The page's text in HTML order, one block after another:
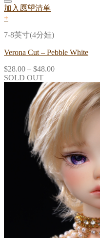
加入愿望清单
+
7-8英寸(4分娃)
Verona Cut – Pebble White
$28.00 – $48.00
SOLD OUT